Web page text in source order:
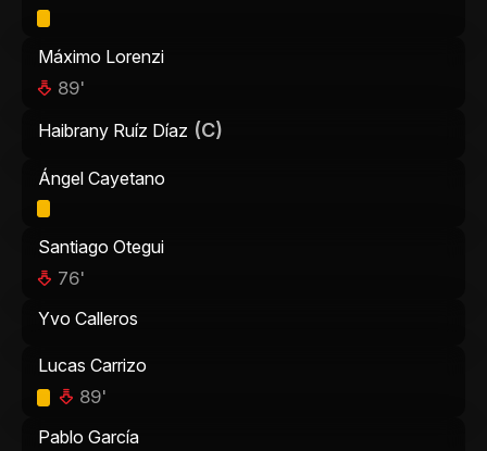
Máximo Lorenzi
89'
Haibrany Ruíz Díaz (C)
Ángel Cayetano
Santiago Otegui
76'
Yvo Calleros
Lucas Carrizo
89'
Pablo García